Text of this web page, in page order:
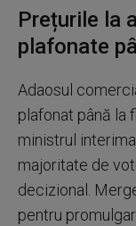
seconds
minutes,
seconds
Prețurile la
plafonate
Adaosul
plafonat până la
ministrul
majoritate de
decizional.
pentru